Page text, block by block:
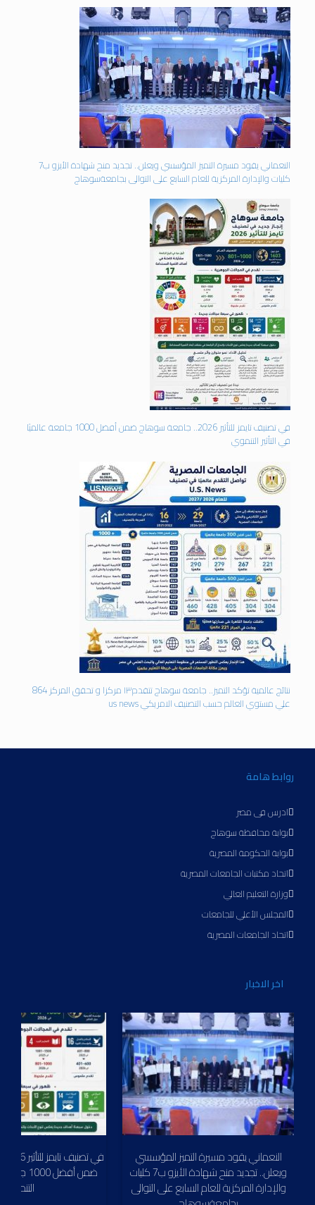
النعماني يقود مسيرة التميز المؤسسي ويعلن.. تجديد منح شهادة الأيزو ب7
كليات والإدارة المركزية للعام السابع على التوالى بجامعةسوهاج
في تصنيف تايمز للتأثير 2026.. جامعة سوهاج ضمن أفضل 1000 جامعة عالميًا
في التأثير التنموي
نتائج عالمية تؤكد التميز.. جامعة سوهاج تتقدم١٣ مركزا و تحقق المركز 864
علي مستوي العالم حسب التصنيف الامريكي us news
روابط هامة
ادرس فى مصر
بوابة محافظة سوهاج
بوابة الحكومة المصرية
اتحاد مكتبات الجامعات المصرية
وزارة التعليم العالي
المجلس الأعلي للجامعات
اتحاد الجامعات المصرية
اخر الاخبار
النعماني يقود مسيرة التميز المؤسسي
ويعلن.. تجديد منح شهادة الأيزو ب7 كليات
والإدارة المركزية للعام السابع على التوالى
ضمن أفضل
التنموي